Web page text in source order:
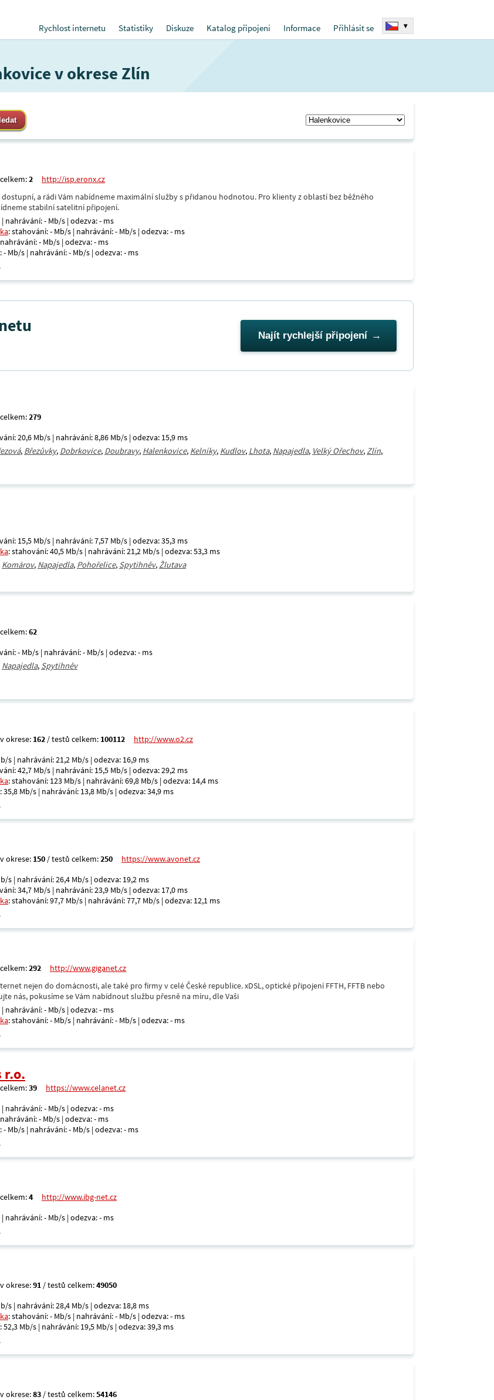
Rychlost internetu
Statistiky Diskuze Katalog připojení Informace Přihlásit se ▾
v okrese Zlín
2
http://isp.eronx.cz
a rádi Vám nabídneme maximální služby s přidanou hodnotou. Pro klienty z oblastí bez běžného
stabilní satelitní připojení.
nahrávání: - Mb/s | odezva: - ms
: stahování: - Mb/s | nahrávání: - Mb/s | odezva: - ms
- Mb/s | odezva: - ms
- Mb/s | nahrávání: - Mb/s | odezva: - ms
Najít rychlejší připojení
279
20,6 Mb/s | nahrávání: 8,86 Mb/s | odezva: 15,9 ms
, Březůvky, Dobrkovice, Doubravy, Halenkovice, Kelníky, Kudlov, Lhota, Napajedla, Velký Ořechov,Zlín,
15,5 Mb/s | nahrávání: 7,57 Mb/s | odezva: 35,3 ms
: stahování: 40,5 Mb/s | nahrávání: 21,2 Mb/s | odezva: 53,3 ms
Komárov, Napajedla, Pohořelice, Spytihněv,Žlutava
62
- Mb/s | nahrávání: - Mb/s | odezva: - ms
Napajedla, Spytihněv
okrese: 162 / testů celkem: 100112
http://www.o2.cz
s | nahrávání: 21,2 Mb/s | odezva: 16,9 ms
42,7 Mb/s | nahrávání: 15,5 Mb/s | odezva: 29,2 ms
: stahování: 123 Mb/s | nahrávání: 69,8 Mb/s | odezva: 14,4 ms
35,8 Mb/s | nahrávání: 13,8 Mb/s | odezva: 34,9 ms
okrese: 150 / testů celkem:250
https://www.avonet.cz
s | nahrávání: 26,4 Mb/s | odezva: 19,2 ms
34,7 Mb/s | nahrávání: 23,9 Mb/s | odezva: 17,0 ms
: stahování: 97,7 Mb/s | nahrávání: 77,7 Mb/s | odezva: 12,1 ms
292
http://www.giganet.cz
nejen do domácnosti, ale také pro firmy v celé České republice. xDSL, optické připojení FFTH, FFTB nebo
nás, pokusíme se Vám nabídnout službu přesně na míru, dle Vaši
nahrávání: - Mb/s | odezva: - ms
: stahování: - Mb/s | nahrávání: - Mb/s | odezva: - ms
r.o.
39
https://www.celanet.cz
nahrávání: - Mb/s | odezva: - ms
- Mb/s | odezva: - ms
- Mb/s | nahrávání: - Mb/s | odezva: - ms
4
http://www.ibg-net.cz
nahrávání: - Mb/s | odezva: - ms
okrese:91 / testů celkem:49050
s | nahrávání: 28,4 Mb/s | odezva: 18,8 ms
: stahování: - Mb/s | nahrávání: - Mb/s | odezva: - ms
52,3 Mb/s | nahrávání: 19,5 Mb/s | odezva: 39,3 ms
okrese:83 / testů celkem:54146